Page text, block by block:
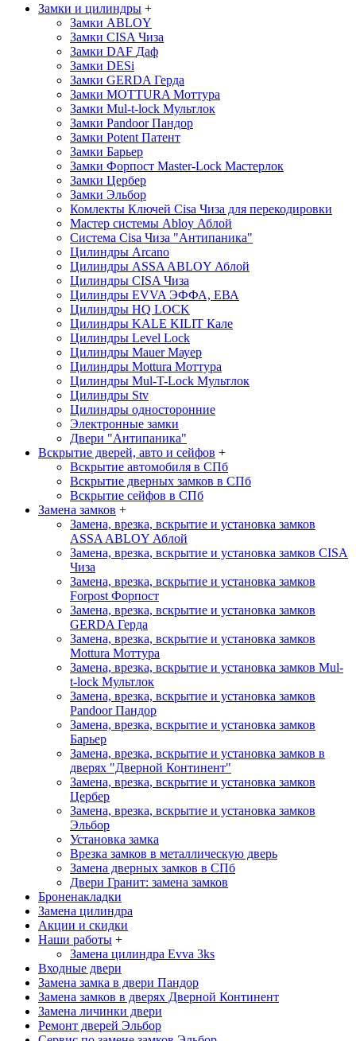
Замки и цилиндры +
Замки ABLOY
Замки CISA Чиза
Замки DAF Даф
Замки DESi
Замки GERDA Герда
Замки MOTTURA Моттура
Замки Mul-t-lock Мультлок
Замки PandoorПандор
Замки Potent Патент
Замки Барьер
Замки Форпост Master-Lock Мастерлок
Замки Цербер
Замки Эльбор
Комлекты Ключей Cisa Чиза для перекодировки
Мастер системы Abloy Аблой
Система Cisa Чиза "Антипаника"
Цилиндры Arcano
Цилиндры ASSA ABLOY Аблой
Цилиндры CISA Чиза
Цилиндры EVVA ЭФФА, ЕВА
Цилиндры HQ LOCK
Цилиндры KALE KILIT Кале
Цилиндры Level Lock
Цилиндры MauerМауер
Цилиндры Mottura Моттура
Цилиндры Mul-T-Lock Мультлок
Цилиндры Stv
Цилиндры односторонние
Электронные замки
Двери "Антипаника"
Вскрытие дверей, авто и сейфов +
Вскрытие автомобиля в СПб
Вскрытие дверных замков в СПб
Вскрытие сейфов в СПб
Замена замков +
Замена, врезка, вскрытие и установка замков
ASSA ABLOY Аблой
Замена, врезка, вскрытие и установка замков CISA
Чиза
Замена, врезка, вскрытие и установка замков
Forpost Форпост
Замена, врезка, вскрытие и установка замков
GERDA Герда
Замена, врезка, вскрытие и установка замков
Mottura Моттура
Замена, врезка, вскрытие и установка замков Mul-
t-lock Мультлок
Замена, врезка, вскрытие и установка замков
PandoorПандор
Замена, врезка, вскрытие и установка замков
Барьер
Замена, врезка, вскрытие и установка замков в
дверях "Дверной Континент"
Замена, врезка, вскрытие и установка замков
Цербер
Замена, врезка, вскрытие и установка замков
Эльбор
Установка замка
Врезка замков в металлическую дверь
Замена дверных замков в СПб
Двери Гранит: замена замков
Броненакладки
Замена цилиндра
Акции и скидки
Наши работы +
Замена цилиндра Evva 3ks
Входные двери
Замена замка в двери Пандор
Замена замков в дверях Дверной Континент
Замена личинки двери
Ремонт дверей Эльбор